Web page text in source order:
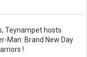
Teynampet hosts
Man: Brand New Day
!